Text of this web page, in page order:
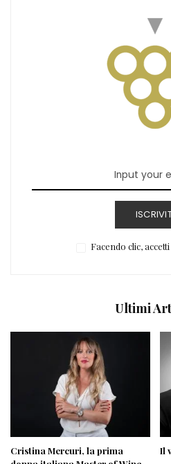
Facendo clic,
Ultimi
Cristina Mercuri, la prima
Il